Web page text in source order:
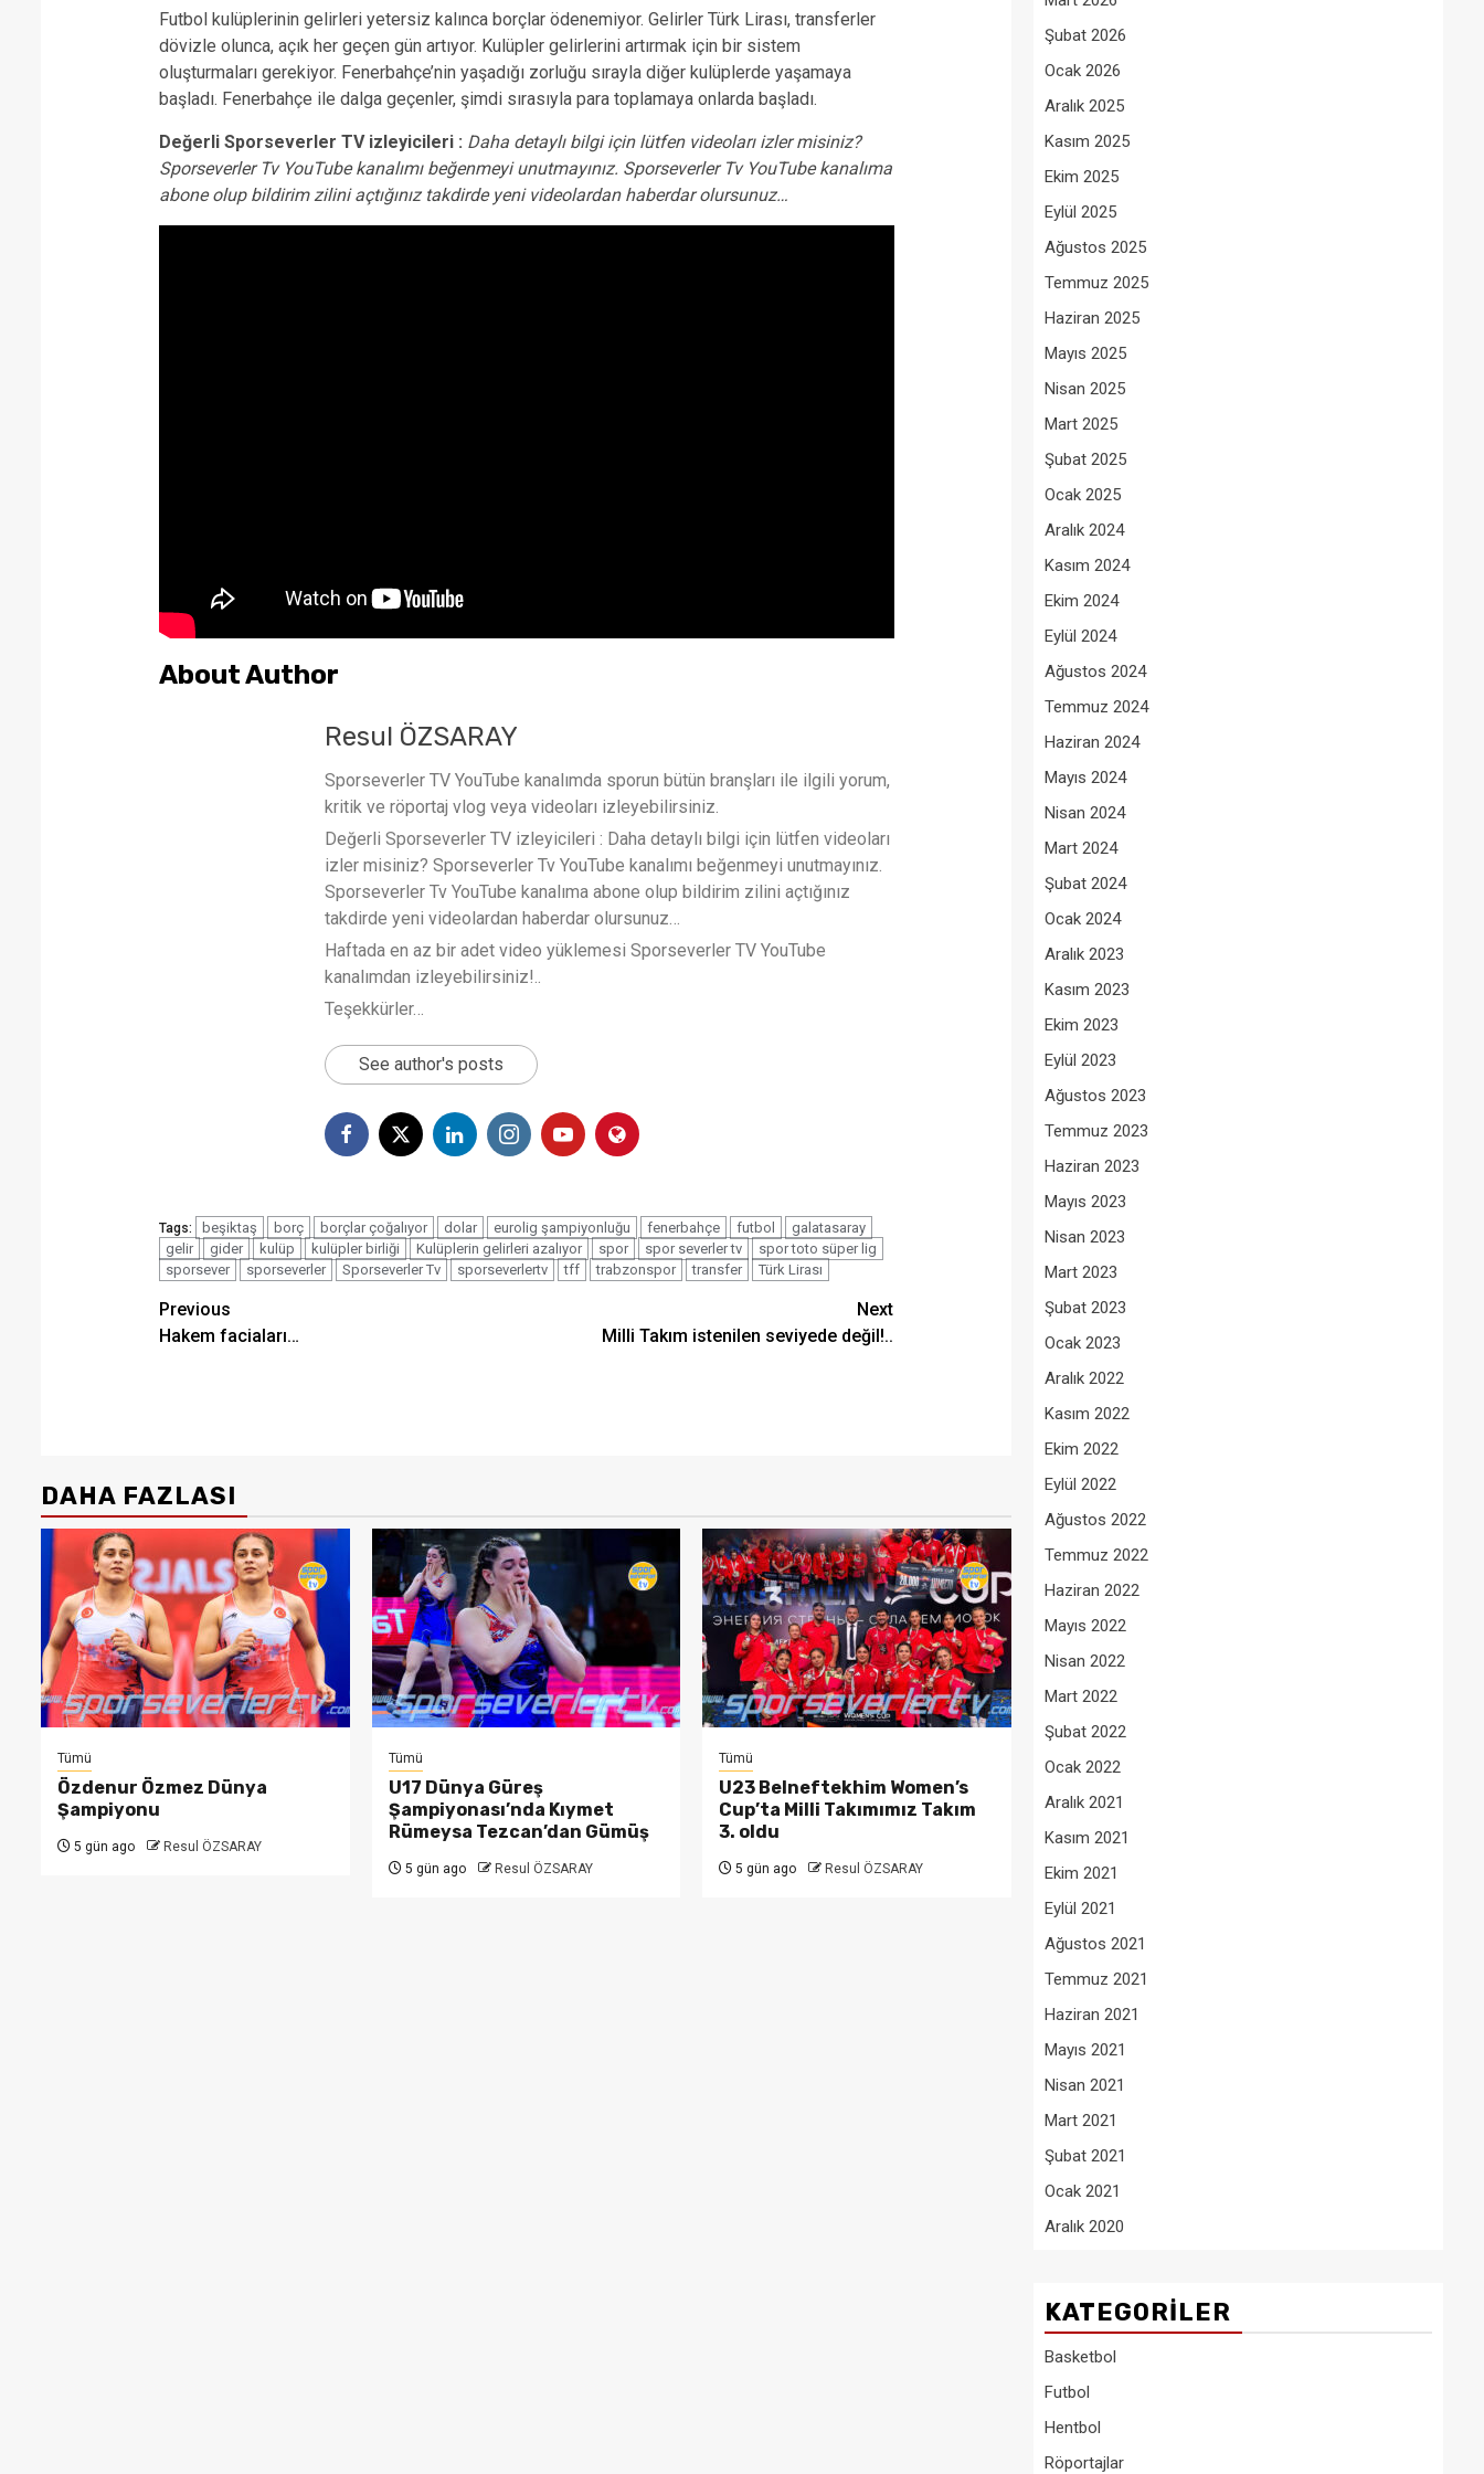
Futbol kulüplerinin gelirleri yetersiz kalınca borçlar ödenemiyor. Gelirler Türk Lirası, transferler
dövizle olunca, açık her geçen gün artıyor. Kulüpler gelirlerini artırmak için bir sistem
oluşturmaları gerekiyor. Fenerbahçe’nin yaşadığı zorluğu sırayla diğer kulüplerde yaşamaya
başladı. Fenerbahçe ile dalga geçenler, şimdi sırasıyla para toplamaya onlarda başladı.
Değerli Sporseverler TV izleyicileri : Daha detaylı bilgi için lütfen videoları izler misiniz?
Sporseverler Tv YouTube kanalımı beğenmeyi unutmayınız. Sporseverler Tv YouTube kanalıma
abone olup bildirim zilini açtığınız takdirde yeni videolardan haberdar olursunuz…
About Author
Resul ÖZSARAY
Sporseverler TV YouTube kanalımda sporun bütün branşları ile ilgili yorum,
kritik ve röportaj vlog veya videoları izleyebilirsiniz.
Değerli Sporseverler TV izleyicileri : Daha detaylı bilgi için lütfen videoları
izler misiniz? Sporseverler Tv YouTube kanalımı beğenmeyi unutmayınız.
Sporseverler Tv YouTube kanalıma abone olup bildirim zilini açtığınız
takdirde yeni videolardan haberdar olursunuz…
Haftada en az bir adet video yüklemesi Sporseverler TV YouTube
kanalımdan izleyebilirsiniz!..
Teşekkürler…
See author's posts
Tags: beşiktaş borç borçlar çoğalıyor dolar eurolig şampiyonluğu fenerbahçe futbol
galatasaray
gelir
gider kulüp kulüpler birliği Kulüplerin gelirleri azalıyor spor spor severler tv
spor toto süper lig
sporsever
sporseverler Sporseverler Tv sporseverlertv tff trabzonspor transfer Türk Lirası
Post
navigation
Previous
Hakem faciaları…
Next
Milli Takım istenilen seviyede değil!..
DAHA FAZLASI
Tümü
Özdenur Özmez Dünya
Şampiyonu
5 gün ago Resul ÖZSARAY
Tümü
U17 Dünya Güreş
Şampiyonası’nda Kıymet
Rümeysa Tezcan’dan Gümüş
5 gün ago Resul ÖZSARAY
Tümü
U23 Belneftekhim Women’s
Cup’ta Milli Takımımız Takım
3. oldu
5 gün ago Resul ÖZSARAY
Şubat 2026
Ocak 2026
Aralık 2025
Kasım 2025
Ekim 2025
Eylül 2025
Ağustos 2025
Temmuz 2025
Haziran 2025
Mayıs 2025
Nisan 2025
Mart 2025
Şubat 2025
Ocak 2025
Aralık 2024
Kasım 2024
Ekim 2024
Eylül 2024
Ağustos 2024
Temmuz 2024
Haziran 2024
Mayıs 2024
Nisan 2024
Mart 2024
Şubat 2024
Ocak 2024
Aralık 2023
Kasım 2023
Ekim 2023
Eylül 2023
Ağustos 2023
Temmuz 2023
Haziran 2023
Mayıs 2023
Nisan 2023
Mart 2023
Şubat 2023
Ocak 2023
Aralık 2022
Kasım 2022
Ekim 2022
Eylül 2022
Ağustos 2022
Temmuz 2022
Haziran 2022
Mayıs 2022
Nisan 2022
Mart 2022
Şubat 2022
Ocak 2022
Aralık 2021
Kasım 2021
Ekim 2021
Eylül 2021
Ağustos 2021
Temmuz 2021
Haziran 2021
Mayıs 2021
Nisan 2021
Mart 2021
Şubat 2021
Ocak 2021
Aralık 2020
KATEGORILER
Basketbol
Futbol
Hentbol
Röportajlar